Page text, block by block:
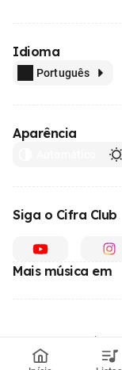
Idioma
Português
Aparência
Siga o Cifra Club
Mais música em
© 1996 - 2026, o maior